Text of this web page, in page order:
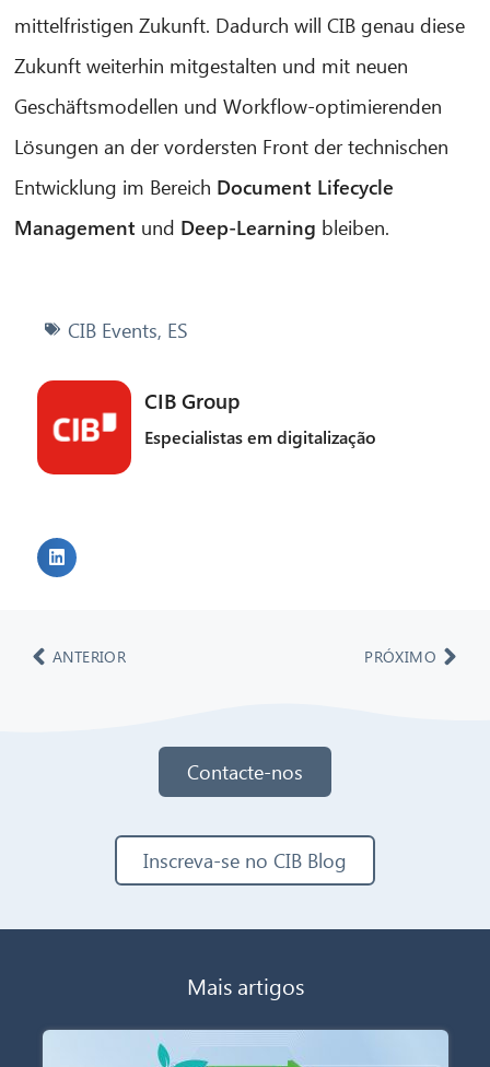
mittelfristigen Zukunft. Dadurch will CIB genau diese
Zukunft weiterhin mitgestalten und mit neuen
Geschäftsmodellen und Workflow-optimierenden
Lösungen an der vordersten Front der technischen
Entwicklung im Bereich Document Lifecycle
Management und Deep-Learning bleiben.
CIB Events, ES
CIB Group
Especialistas em digitalização
ANTERIOR PRÓXIMO
Contacte-nos
Inscreva-se no CIB Blog
Mais artigos